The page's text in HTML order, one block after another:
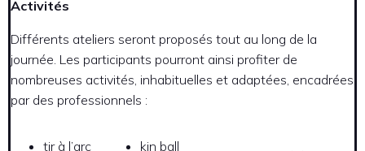
Activités
Différents ateliers seront proposés tout au long de la
journée. Les participants pourront ainsi profiter de
nombreuses activités, inhabituelles et adaptées, encadrées
par des professionnels :
tir à l’arc
kin ball